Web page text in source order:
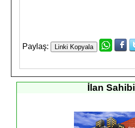
Paylaş:
İlan Sahibi